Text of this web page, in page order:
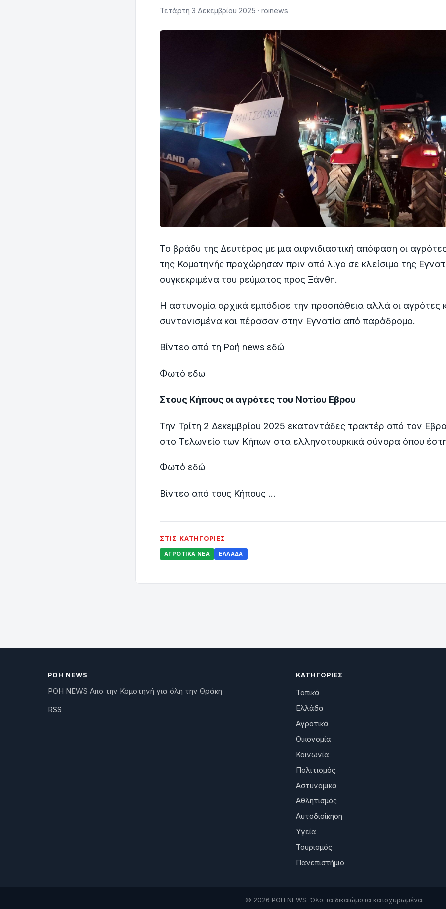
Τετάρτη 3 Δεκεμβρίου 2025 · roinews
Το βράδυ της Δευτέρας με μια αιφνιδιαστική απόφαση οι
της Κομοτηνής προχώρησαν πριν από λίγο σε κλείσιμο της
συγκεκριμένα του ρεύματος προς Ξάνθη.
Η αστυνομία αρχικά εμπόδισε την προσπάθεια αλλά οι αγρότες
συντονισμένα και πέρασαν στην Εγνατία από παράδρομο.
Βίντεο από τη Ροή news εδώ
Φωτό εδω
Στους Κήπους οι αγρότες του Νοτίου Εβρου
Την Τρίτη 2 Δεκεμβρίου 2025 εκατοντάδες τρακτέρ από τον
στο Τελωνείο των Κήπων στα ελληνοτουρκικά σύνορα όπου
Φωτό εδώ
Βίντεο από τους Κήπους ...
ΣΤΙΣ ΚΑΤΗΓΟΡΊΕΣ
ΑΓΡΟΤΙΚΆ ΝΈΑ ΕΛΛΆΔΑ
ΡΟΗ NEWS
ΡΟΗ NEWS Απο την Κομοτηνή για όλη την Θράκη
RSS
ΚΑΤΗΓΟΡΊΕΣ
Τοπικά
Ελλάδα
Αγροτικά
Οικονομία
Κοινωνία
Πολιτισμός
Αστυνομικά
Αθλητισμός
Αυτοδιοίκηση
Υγεία
Τουρισμός
Πανεπιστήμιο
© 2026 ΡΟΗ NEWS. Όλα τα δικαιώματα κατοχυρωμένα.